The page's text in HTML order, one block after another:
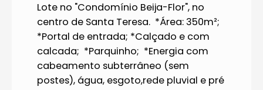
Lote no "Condomínio Beija-Flor", no
centro de Santa Teresa. *Área: 350m²;
*Portal de entrada; *Calçado e com
calcada; *Parquinho; *Energia com
cabeamento subterrâneo (sem
postes), água, esgoto,rede pluvial e pré